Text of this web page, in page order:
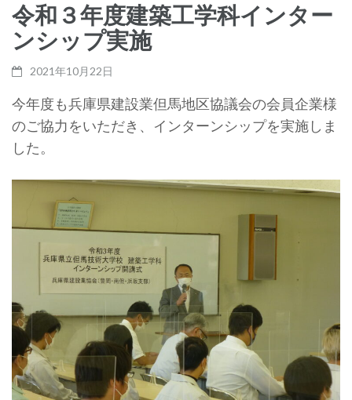
令和３年度建築工学科インター
ンシップ実施
2021年10月22日
今年度も兵庫県建設業但馬地区協議会の会員企業様
のご協力をいただき、インターンシップを実施しま
した。